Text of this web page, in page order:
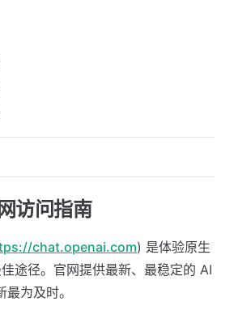
访问指南
chat.openai.com) 是体验原生
途径。官网提供最新、最稳定的 AI
为及时。